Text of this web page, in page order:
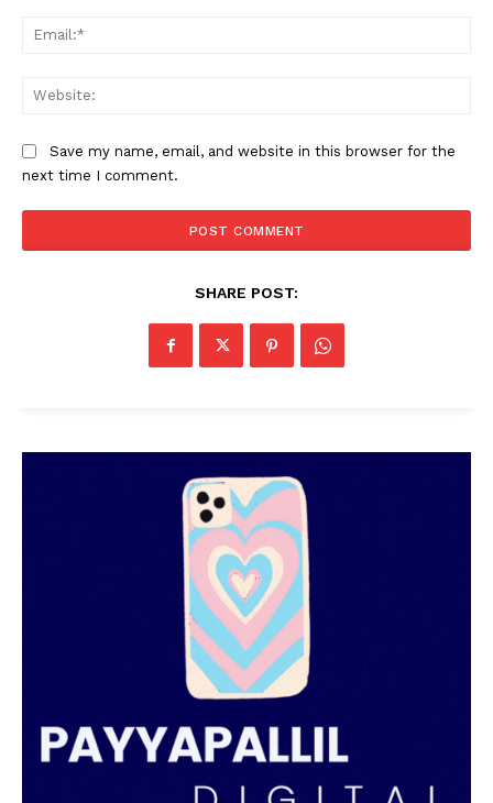
PALA VISION
Save my name, email, and website in this browser for the
next time I comment.
SHARE POST: